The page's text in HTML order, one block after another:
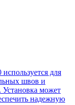
для
швов и
может
надежную